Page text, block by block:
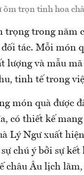
ôm trọn tinh hoa
trọng trong năm
tác. Mỗi món
lượng và mẫu
tinh tế trong
món quà được
có thiết kế
Lý Ngư xuất
chú ý bởi sự
châu Âu lịch lãm,